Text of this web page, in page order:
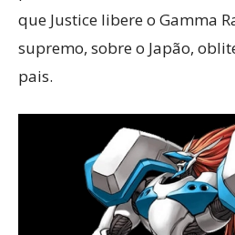
que Justice libere o Gamma
supremo, sobre o Japão,
pais.